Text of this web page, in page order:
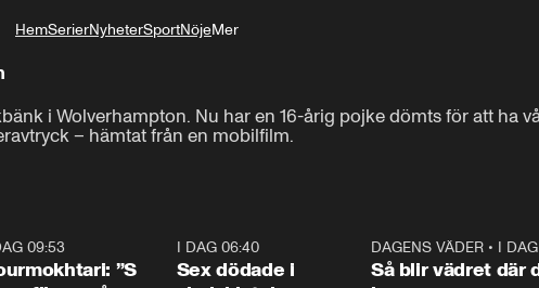
HemSerierNyheterSportNöjeMer
i Wolverhampton. Nu har en 16-årig pojke dömts för att ha
– hämtat från en mobilfilm.
09:53
”S
I DAG 06:40
Sex dödade i
DAGENS VÄDER• I
Så blir vädret där